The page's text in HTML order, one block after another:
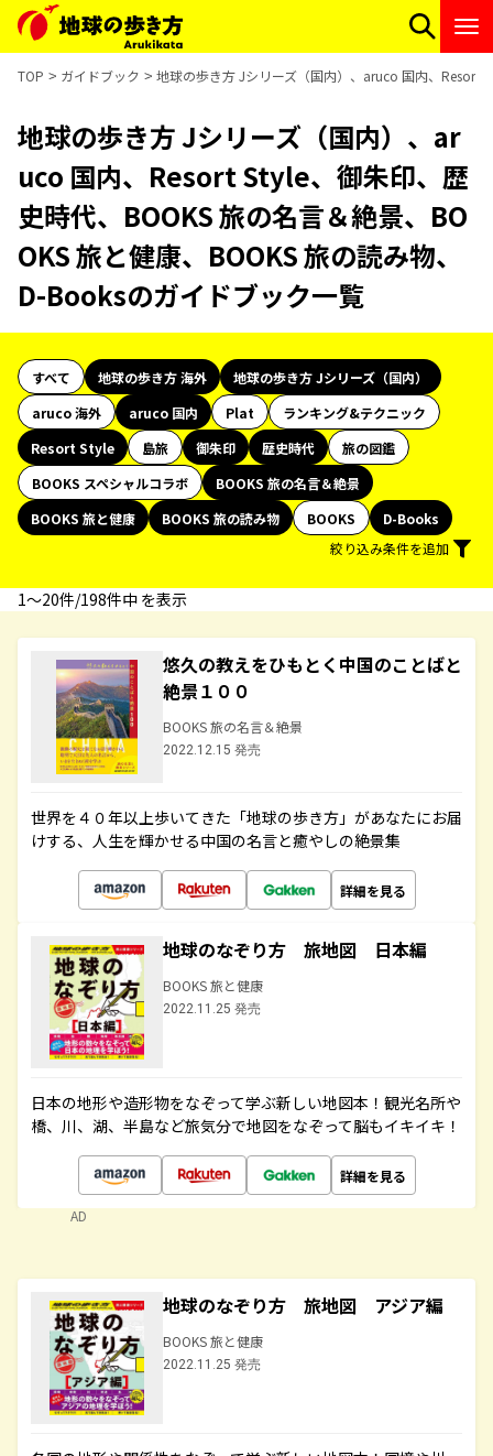
TOP ガイドブック 地球の歩き方 Jシリーズ（国内）、aruco 国内、Resort
地球の歩き方 Jシリーズ（国内）、ar
uco 国内、Resort Style、御朱印、歴
史時代、BOOKS 旅の名言＆絶景、BO
OKS 旅と健康、BOOKS 旅の読み物、
D-Booksのガイドブック一覧
すべて 地球の歩き方 海外
地球の歩き方 Jシリーズ（国内）
aruco 海外
aruco 国内 Plat
ランキング&テクニック
Resort Style
島旅 御朱印 歴史時代
旅の図鑑
BOOKS スペシャルコラボ
BOOKS 旅の名言＆絶景
BOOKS 旅と健康
BOOKS 旅の読み物 BOOKS
D-Books
絞り込み条件を追加
1〜20件/198件中 を表示
悠久の教えをひもとく中国のことばと
絶景１００
BOOKS 旅の名言＆絶景
2022.12.15 発売
世界を４０年以上歩いてきた「地球の歩き方」があなたにお届
けする、人生を輝かせる中国の名言と癒やしの絶景集
詳細を見る
地球のなぞり方 旅地図 日本編
BOOKS 旅と健康
2022.11.25 発売
日本の地形や造形物をなぞって学ぶ新しい地図本！観光名所や
橋、川、湖、半島など旅気分で地図をなぞって脳もイキイキ！
詳細を見る
AD
地球のなぞり方 旅地図 アジア編
BOOKS 旅と健康
2022.11.25 発売